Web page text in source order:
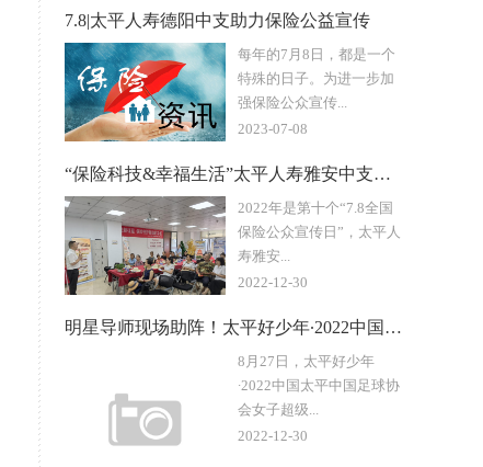
7.8|太平人寿德阳中支助力保险公益宣传
每年的7月8日，都是一个
特殊的日子。为进一步加
强保险公众宣传...
2023-07-08
“保险科技&幸福生活”太平人寿雅安中支开展“进太平”
2022年是第十个“7.8全国
保险公众宣传日”，太平人
寿雅安...
2022-12-30
明星导师现场助阵！太平好少年∙2022中国太平中国足球协会女
8月27日，太平好少年
∙2022中国太平中国足球协
会女子超级...
2022-12-30